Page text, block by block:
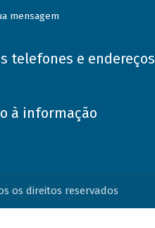
mensagem
telefones e endereços
à informação
os direitos reservados